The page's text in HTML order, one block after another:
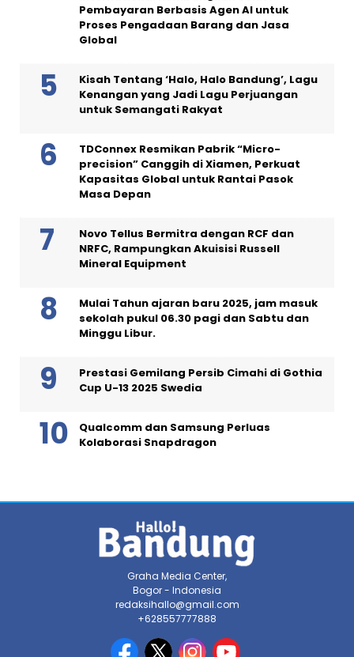
Pembayaran Berbasis Agen AI untuk
Proses Pengadaan Barang dan Jasa
Global
Kisah Tentang ‘Halo, Halo Bandung’, Lagu
Kenangan yang Jadi Lagu Perjuangan
untuk Semangati Rakyat
TDConnex Resmikan Pabrik “Micro-
precision” Canggih di Xiamen, Perkuat
Kapasitas Global untuk Rantai Pasok
Masa Depan
Novo Tellus Bermitra dengan RCF dan
NRFC, Rampungkan Akuisisi Russell
Mineral Equipment
Mulai Tahun ajaran baru 2025, jam masuk
sekolah pukul 06.30 pagi dan Sabtu dan
Minggu Libur.
Prestasi Gemilang Persib Cimahi di Gothia
Cup U-13 2025 Swedia
Qualcomm dan Samsung Perluas
Kolaborasi Snapdragon
Graha Media Center,
Bogor - Indonesia
redaksihallo@gmail.com
+628557777888